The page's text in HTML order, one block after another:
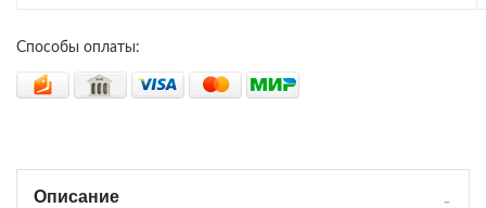
Способы оплаты:
Описание